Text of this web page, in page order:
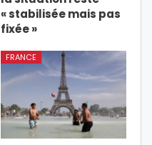
« stabilisée mais pas
fixée »
FRANCE